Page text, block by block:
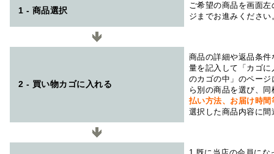
1 - 商品選択
ご希望の商品を画面
ジまでお進みください
2 - 買い物カゴに入れる
商品の詳細や返品条
量を記入して「カゴ
のカゴの中」のペー
ら別の商品を選び、
払い方法、お届け時
選択した商品内容に